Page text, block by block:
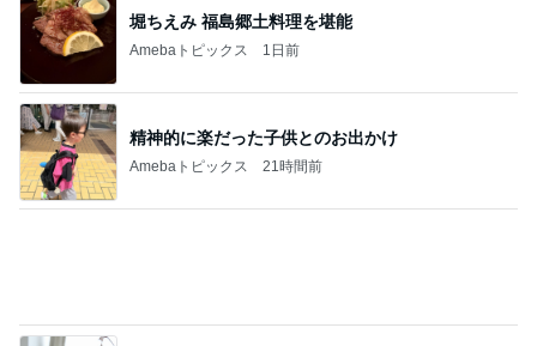
100万以上増加した結婚式費用
Amebaトピックス
お願いした事が反映されない担当者
安心して進めと言われたおみくじ